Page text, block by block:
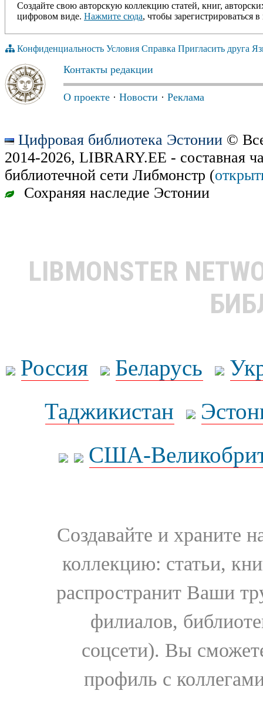
Создайте свою авторскую коллекцию статей, книг,
цифровом виде. Нажмите сюда, чтобы зарегистрироваться в
Конфиденциальность Условия Справка Пригласить друга
Контакты редакции
О проекте · Новости · Реклама
Цифровая библиотека Эстонии ©
2014-2026, LIBRARY.EE - составная
библиотечной сети Либмонстр (
Сохраняя наследие Эстонии
LIBMONSTER
Россия Беларусь
Таджикистан
США-
Создавайте и храните
коллекцию: статьи,
распространит Ваши
филиалов,
соцсети). Вы
профиль с